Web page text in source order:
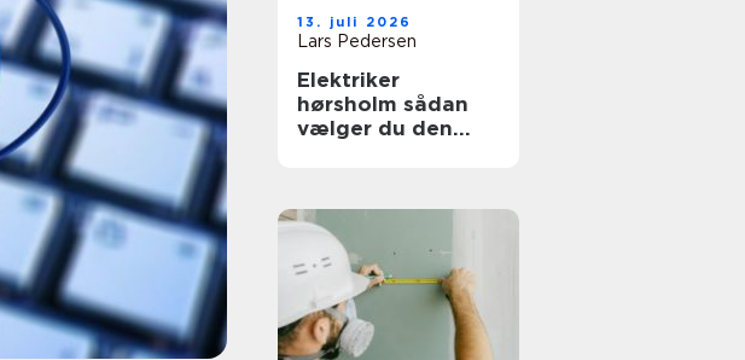
13. juli 2026
Lars Pedersen
Elektriker
hørsholm sådan
vælger du den